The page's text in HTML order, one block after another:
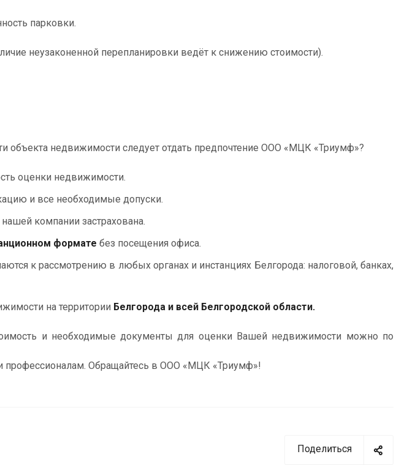
парковки.
неузаконенной перепланировки ведёт к снижению стоимости).
объекта недвижимости следует отдать предпочтение ООО «МЦК «Триумф»?
оценки недвижимости.
и все необходимые допуски.
компании застрахована.
формате без посещения офиса.
к рассмотрению в любых органах и инстанциях Белгорода: налоговой, банках,
на территории Белгорода и всей Белгородской области.
и необходимые документы для оценки Вашей недвижимости можно по
Обращайтесь в ООО «МЦК «Триумф»!
Поделиться